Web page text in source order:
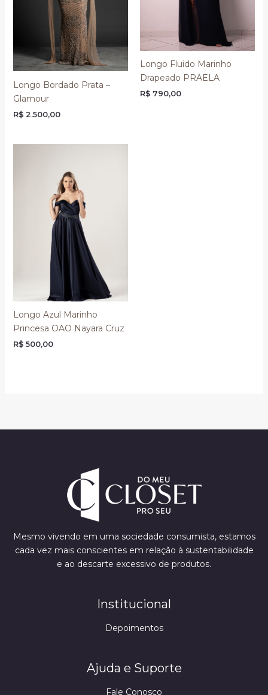
Longo Bordado Prata –
Glamour
R$ 2.500,00
Longo Fluido Marinho
Drapeado PRAELA
R$ 790,00
Longo Azul Marinho
Princesa OAO Nayara Cruz
R$ 500,00
Mesmo vivendo em uma sociedade consumista, estamos
cada vez mais conscientes em relação à sustentabilidade
e ao descarte excessivo de produtos.
Institucional
Depoimentos
Ajuda e Suporte
Fale Conosco